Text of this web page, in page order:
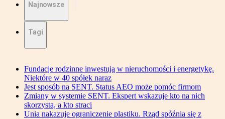
Najnowsze
Tagi
Fundacje rodzinne inwestują w nieruchomości i energetykę.
Niektóre w 40 spółek naraz
Jest sposób na SENT. Status AEO może pomóc firmom
Zmiany w systemie SENT. Ekspert wskazuje kto na nich
skorzysta, a kto straci
Unia nakazuje ograniczenie plastiku. Rząd spóźnia się z